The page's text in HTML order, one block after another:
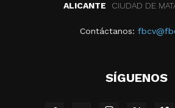
ALICANTE
CIUDAD DE
Contáctanos:
SÍGUENOS